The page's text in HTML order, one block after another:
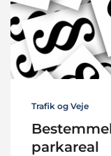
Trafik og Veje
parkareal